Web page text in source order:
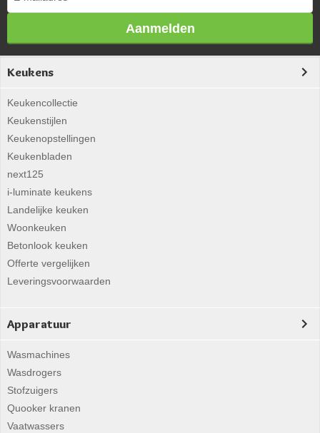
Aanmelden
Keukens
Keukencollectie
Keukenstijlen
Keukenopstellingen
Keukenbladen
next125
i-luminate keukens
Landelijke keuken
Woonkeuken
Betonlook keuken
Offerte vergelijken
Leveringsvoorwaarden
Apparatuur
Wasmachines
Wasdrogers
Stofzuigers
Quooker kranen
Vaatwassers